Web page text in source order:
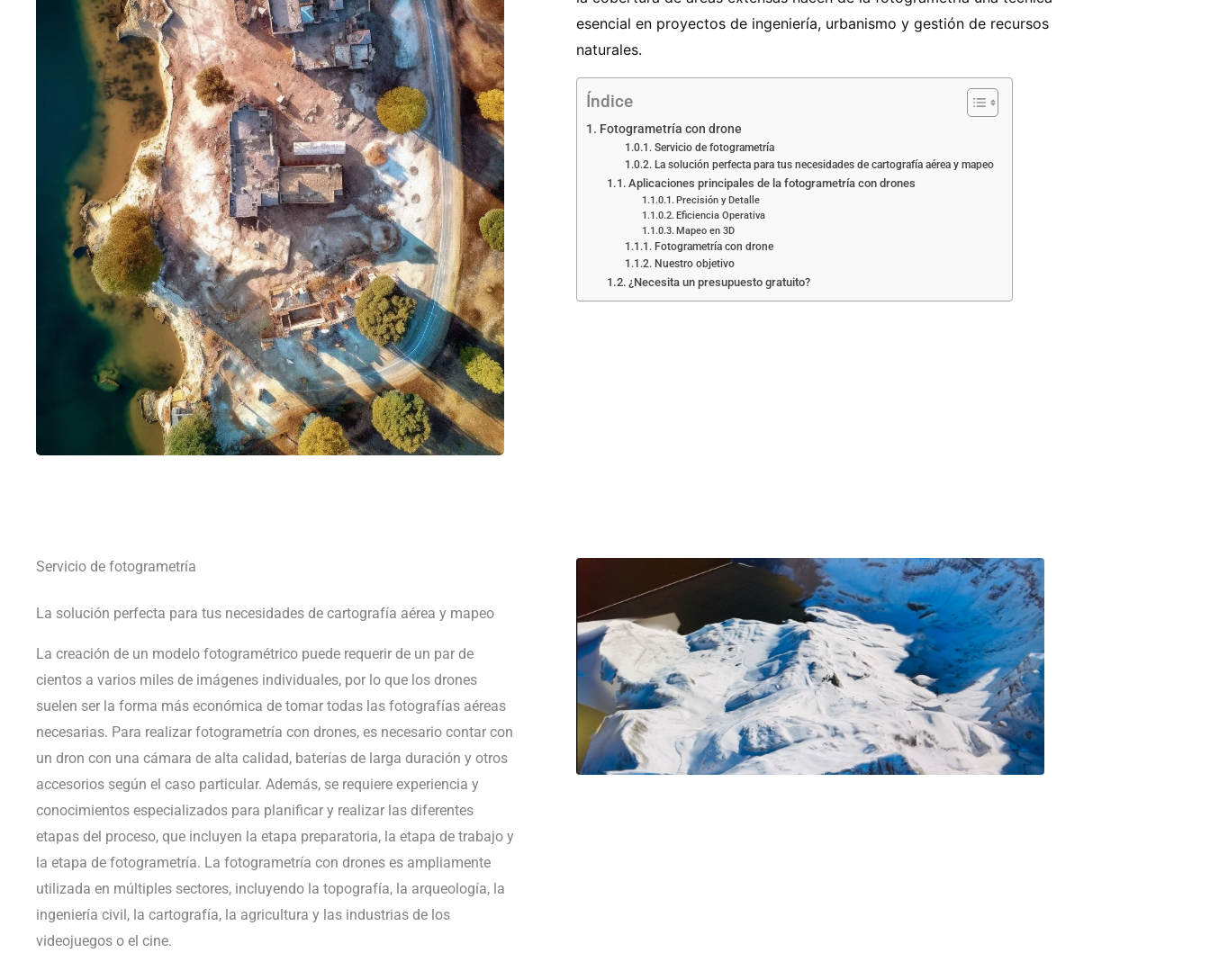
esencial en proyectos de ingeniería, urbanismo y gestión de recursos
naturales.
Índice
Fotogrametría con drone
Servicio de fotogrametría
La solución perfecta para tus necesidades de cartografía aérea y mapeo
Aplicaciones principales de la fotogrametría con drones
Precisión y Detalle
Eficiencia Operativa
Mapeo en 3D
Fotogrametría con drone
Nuestro objetivo
¿Necesita un presupuesto gratuito?
Servicio de fotogrametría
La solución perfecta para tus necesidades de cartografía aérea y mapeo
La creación de un modelo fotogramétrico puede requerir de un par de
cientos a varios miles de imágenes individuales, por lo que los drones
suelen ser la forma más económica de tomar todas las fotografías aéreas
necesarias. Para realizar fotogrametría con drones, es necesario contar con
un dron con una cámara de alta calidad, baterías de larga duración y otros
accesorios según el caso particular. Además, se requiere experiencia y
conocimientos especializados para planificar y realizar las diferentes
etapas del proceso, que incluyen la etapa preparatoria, la etapa de trabajo y
la etapa de fotogrametría. La fotogrametría con drones es ampliamente
utilizada en múltiples sectores, incluyendo la topografía, la arqueología, la
ingeniería civil, la cartografía, la agricultura y las industrias de los
videojuegos o el cine.